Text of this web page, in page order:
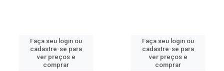
Faça seu login ou
cadastre-se para
ver preços e
comprar
Faça seu login ou
cadastre-se para
ver preços e
comprar